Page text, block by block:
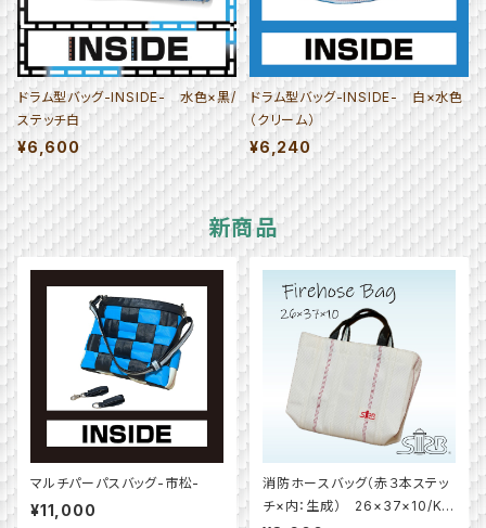
ドラム型バッグ-INSIDE- 水色×黒/
ステッチ白
¥6,600
ドラム型バッグ-INSIDE- 白×水色
（クリーム）
¥6,240
新商品
マルチパーパスバッグ-市松-
¥11,000
消防ホースバッグ（赤３本ステッ
チ×内：生成） 26×37×10/K2